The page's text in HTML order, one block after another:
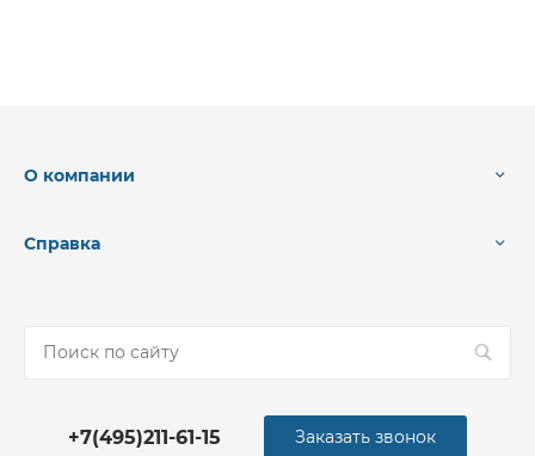
О компании
Справка
+7(495)211-61-15 Заказать звонок